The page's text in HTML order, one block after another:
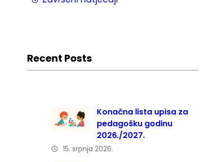
Recent Posts
Konačna lista upisa za
pedagošku godinu
2026./2027.
15. srpnja 2026.